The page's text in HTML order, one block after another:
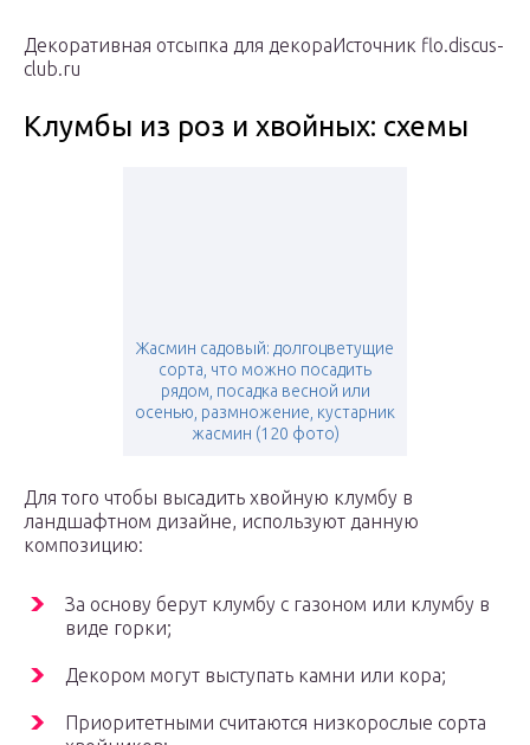
Декоративная отсыпка для декораИсточник flo.discus-
club.ru
Клумбы из роз и хвойных: схемы
Жасмин садовый: долгоцветущие
сорта, что можно посадить
рядом, посадка весной или
осенью, размножение, кустарник
жасмин (120 фото)
Для того чтобы высадить хвойную клумбу в
ландшафтном дизайне, используют данную
композицию:
За основу берут клумбу с газоном или клумбу в
виде горки;
Декором могут выступать камни или кора;
Приоритетными считаются низкорослые сорта